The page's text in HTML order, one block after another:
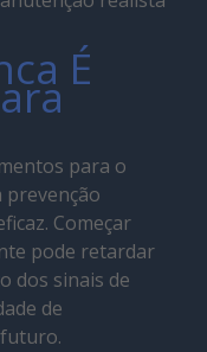
É
para o
Começar
pode retardar
dos sinais de
de